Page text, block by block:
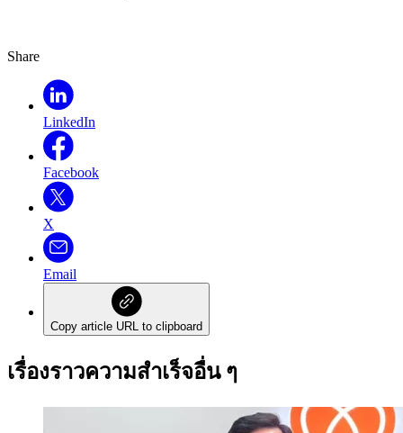
Share
LinkedIn
Facebook
X
Email
Copy article URL to clipboard
เรื่องราวความสำเร็จอื่น ๆ